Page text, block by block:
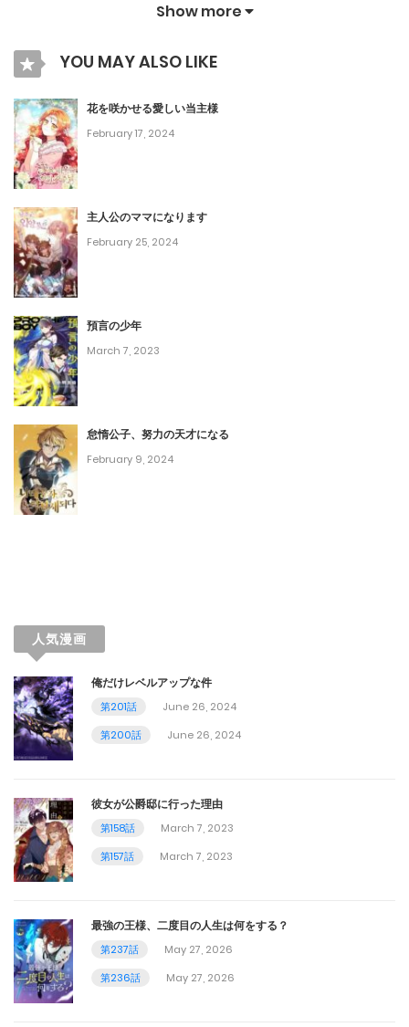
July 5, 2025
第62話
June 29, 2025
第61話
June 26, 2025
第60話
June 26, 2025
第59話
June 26, 2025
第58話
June 26, 2025
第57話
June 26, 2025
第55話
June 26, 2025
第54話
May 3, 2025
May 3, 2025
第52話
第51話
April 14, 2025
第50話
Show more
YOU MAY ALSO LIKE
花を咲かせる愛しい当主様
February 17, 2024
主人公のママになります
February 25, 2024
預言の少年
March 7, 2023
怠惰公子、努力の天才になる
February 9, 2024
人気漫画
俺だけレベルアップな件
第201話
June 26, 2024
第200話
June 26, 2024
彼女が公爵邸に行った理由
第158話
March 7, 2023
第157話
March 7, 2023
最強の王様、二度目の人生は何をする？
第237話
May 27, 2026
第236話
May 27, 2026